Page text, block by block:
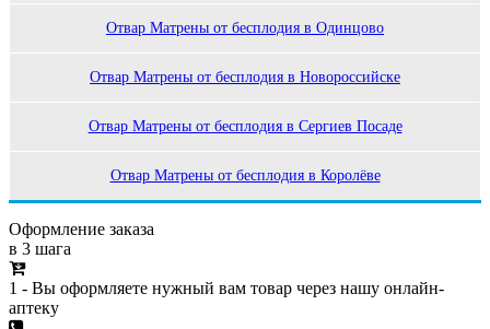
Отвар Матрены от бесплодия в Одинцово
Отвар Матрены от бесплодия в Новороссийске
Отвар Матрены от бесплодия в Сергиев Посаде
Отвар Матрены от бесплодия в Королёве
Оформление заказа
в 3 шага
1 - Вы оформляете нужный вам товар через нашу онлайн-
аптеку